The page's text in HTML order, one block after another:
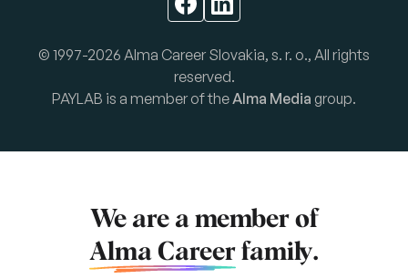
© 1997-2026 Alma Career Slovakia, s. r. o., All rights
reserved.
PAYLAB is a member of theAlma Media group.
We are a member of
Alma Career family.